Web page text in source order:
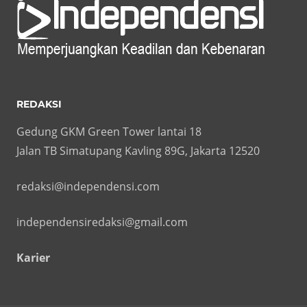
REDAKSI
Gedung GKM Green Tower lantai 18
Jalan TB Simatupang Kavling 89G, Jakarta 12520
redaksi@independensi.com
independensiredaksi@gmail.com
Karier